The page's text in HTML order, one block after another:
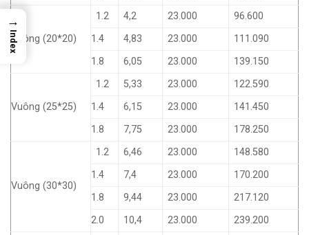
Vuông (20*20)
1.2 4,2 23.000
96.600
1.4
4,83 23.000
111.090
1.8
6,05 23.000 139.150
Vuông (25*25)
1.2 5,33 23.000
122.590
1.4
6,15 23.000
141.450
1.8
7,75 23.000 178.250
Vuông (30*30)
1.2 6,46 23.000
148.580
1.4
7,4 23.000
170.200
1.8
9,44 23.000
217.120
2.0
10,4 23.000 239.200
→
Index